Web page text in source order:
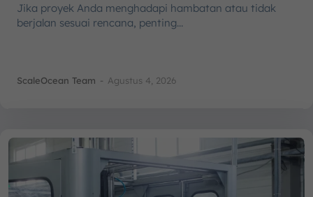
Jika proyek Anda menghadapi hambatan atau tidak
berjalan sesuai rencana, penting...
ScaleOcean Team - Agustus 4, 2026